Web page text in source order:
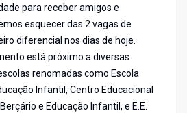
para receber amigos e
esquecer das 2 vagas de
diferencial nos dias de hoje.
está próximo a diversas
renomadas como Escola
Infantil, Centro Educacional
e Educação Infantil, e E.E.